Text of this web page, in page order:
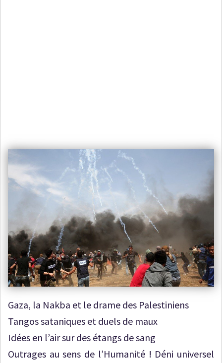
Gaza, la Nakba et le drame des Palestiniens
Tangos sataniques et duels de maux
Idées en l’air sur des étangs de sang
Outrages au sens de l’Humanité ! Déni universel